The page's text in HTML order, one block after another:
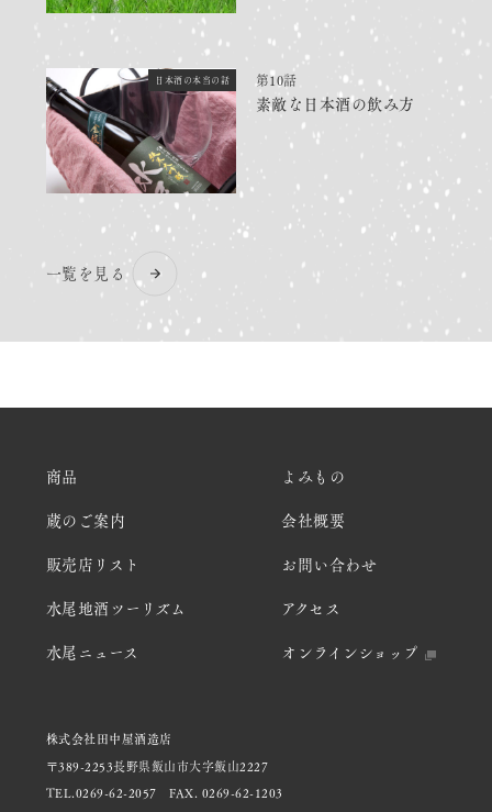
日本酒の本当の話 第10話
素敵な日本酒の飲み方
一覧を見る
商品
蔵のご案内
販売店リスト
水尾地酒ツーリズム
水尾ニュース
よみもの
会社概要
お問い合わせ
アクセス
オンラインショップ
株式会社田中屋酒造店
〒389-2253長野県飯山市大字飯山2227
TEL.0269-62-2057
FAX. 0269-62-1203